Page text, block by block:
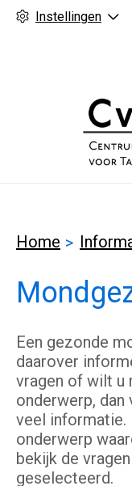
Instellingen
Home
Een gezonde
daarover
vragen of wilt u
onderwerp,
veel informatie.
onderwerp
bekijk de
geselecteerd.